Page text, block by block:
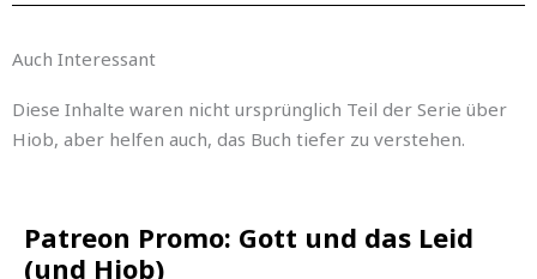
Auch Interessant
Diese Inhalte waren nicht ursprünglich Teil der Serie über
Hiob, aber helfen auch, das Buch tiefer zu verstehen.
Patreon Promo: Gott und das Leid
(und Hiob)